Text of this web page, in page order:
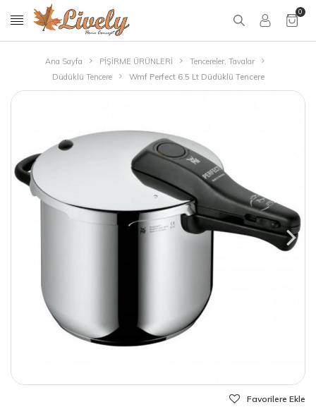
0
Ana Sayfa PİŞİRME ÜRÜNLERİ
Tencereler, Tavalar
Düdüklü Tencere
Wmf Perfect 6.5 Lt Düdüklü Tencere
Favorilere Ekle